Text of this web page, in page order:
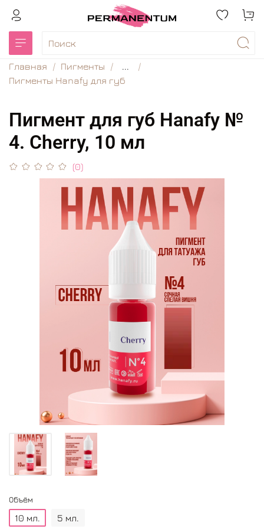
Главная Пигменты
...
Пигменты Hanafy для губ
Пигмент для губ Hanafy №
4. Cherry, 10 мл
(0)
Объём
10 мл. 5 мл.